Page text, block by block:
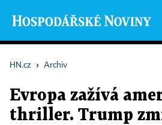
HN.cz › Archiv
Evropa zažívá
thriller. Trump